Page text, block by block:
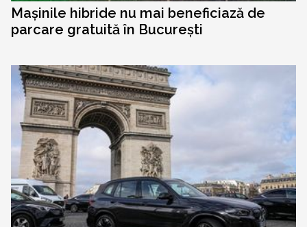
Mașinile hibride nu mai beneficiază de
parcare gratuită în București